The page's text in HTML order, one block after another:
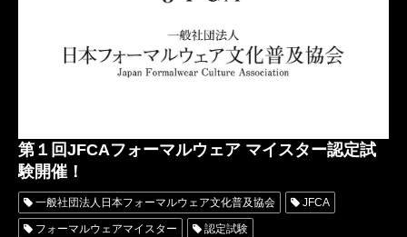
ABOUT US
ACCESS
第１回JFCAフォーマルウェア マイスター認定試
験開催！
一般社団法人日本フォーマルウェア文化普及協会 JFCA
フォーマルウェアマイスター 認定試験